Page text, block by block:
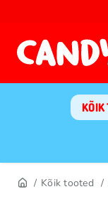
KÕIK
Kõik tooted